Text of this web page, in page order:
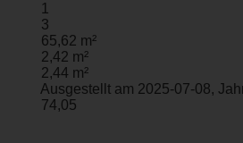
1
3
65,62 m²
2,42 m²
2,44 m²
Ausgestellt am 2025-07-08,
74,05